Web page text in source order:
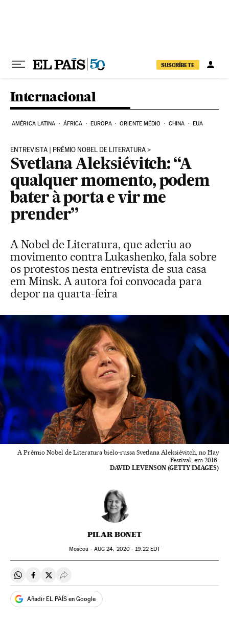
SUSCRÍBETE
Internacional
AMÉRICA LATINA ÁFRICA EUROPA ORIENTE MÉDIO CHINA EUA
ENTREVISTA | PRÊMIO NOBEL DE LITERATURA
Svetlana Aleksiévitch: “A
qualquer momento, podem
bater à porta e vir me
prender”
A Nobel de Literatura, que aderiu ao
movimento contra Lukashenko, fala sobre
os protestos nesta entrevista de sua casa
em Minsk. A autora foi convocada para
depor na quarta-feira
A Prêmio Nobel de Literatura bielo-russa Svetlana Aleksiévitch, no Hay
Festival, em 2016.
DAVID LEVENSON (GETTY IMAGES)
PILAR BONET
Moscou - AUG 24, 2020 - 19:22EDT
Compartir en Whatsapp
Compartir en Facebook
Compartir en Twitter
Desplegar Redes Sociales
Añadir EL PAÍS en Google